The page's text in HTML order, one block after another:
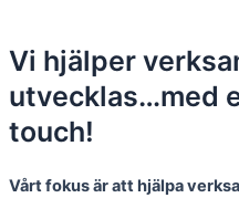
Vi hjälper
utvecklas…med
touch!
Vårt fokus är att hjälpa